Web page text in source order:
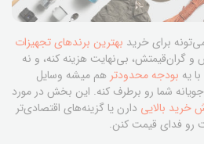
برای خرید بهترین برندهای تجهیزات
و گران‌قیمتش، بی‌نهایت هزینه کنه، و نه
یه بودجه محدودتر هم میشه وسایل
شما رو برطرف کنه. این بخش در مورد
خرید بالایی دارن یا گزینه‌های اقتصادی‌تر
رو فدای قیمت کنن.